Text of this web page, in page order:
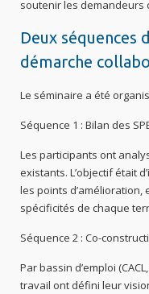
soutenir les demandeurs
Deux séquences
démarche
Le séminaire a été
Séquence 1 : Bilan des
Les participants ont
existants. L’objectif était
les points
spécificités de chaque
Séquence 2 : Co-
Par bassin d’emploi
travail ont défini leur